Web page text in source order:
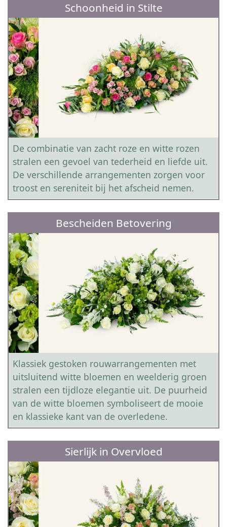
Schoonheid in Stilte
De combinatie van zacht roze en witte rozen
stralen een gevoel van tederheid en liefde uit.
De verschillende arrangementen zorgen voor
troost en sereniteit bij het afscheid nemen.
Bescheiden Betovering
Klassiek gestoken rouwarrangementen met
uitsluitend witte bloemen en weelderig groen
stralen een tijdloze elegantie uit. De puurheid
van de witte bloemen symboliseert de mooie
en klassieke kant van de overledene.
Sierlijk in Overvloed